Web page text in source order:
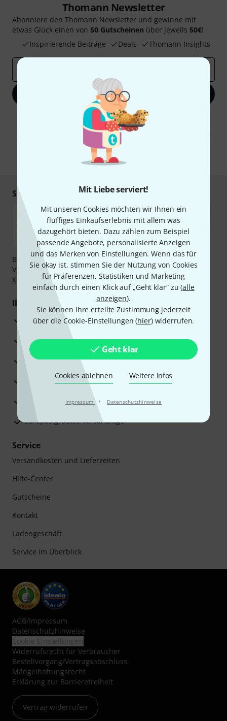
Mit Liebe serviert!
Mit unseren Cookies möchten wir Ihnen ein
fluffiges Einkaufserlebnis mit allem was
dazugehört bieten. Dazu zählen zum Beispiel
passende Angebote, personalisierte Anzeigen
und das Merken von Einstellungen. Wenn das für
Sie okay ist, stimmen Sie der Nutzung von Cookies
für Präferenzen, Statistiken und Marketing
einfach durch einen Klick auf „Geht klar“ zu (alle
anzeigen).
Sie können Ihre erteilte Zustimmung jederzeit
über die Cookie-Einstellungen (hier) widerrufen.
Geht klar
Cookies ablehnen Weitere Infos
Impressum · Datenschutzhinweise
Thomann Newsletter
Abonniere den Thomann Newsletter und gewinne mit
etwas Glück einen von 50 Gutscheinen über jeweils 50€!
Inspirierende Beiträge
Deals Thomann Insights
Jetzt anmelden
Mit Klick auf „Jetzt anmelden“ stimmen Sie dem Erhalt von E-Mail-
Werbung und einer Messung des E-Mail-Nutzungsverhaltens zu. Die
Abmeldung ist jederzeit möglich. Weitere Informationen finden Sie in
unseren
Datenschutzhinweisen
* Pflichtfeld
Sicher einkaufen & bezahlen
Bezahlen Sie vertraulich und sicher per Nachnahme,
Vorkasse, PayPal, Amazon Pay,Klarna Sofort bezahlen,
Klarna Ratenzahlungoder Kreditkarte.
Ihre Vorteile
3 Jahre Thomann Garantie
30 Tage Money-Back-Garantie
Reparaturservice
Beratung durch Fachexperten
Zufriedenheitsgarantie
Europas größtes Versandlager
Service
Versandkosten und Lieferzeiten
Hilfe-Center
Gutscheine
Kontakt
Ladengeschäft
Service im Überblick
AGB/Impressum
Datenschutzhinweise
Widerrufsrecht für Verbraucher
Bestellvorgang/Vertragsabschluss
Mängelhaftungsrecht
Erklärung zur Barrierefreiheit
Vertrag widerrufen